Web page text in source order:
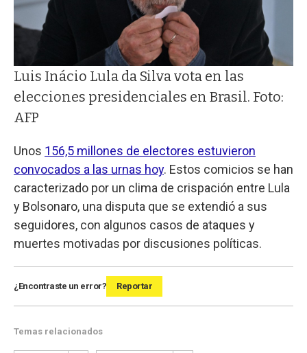
Luis Inácio Lula da Silva vota en las
elecciones presidenciales en Brasil. Foto:
AFP
Unos 156,5 millones de electores estuvieron
convocados a las urnas hoy. Estos comicios se han
caracterizado por un clima de crispación entre Lula
y Bolsonaro, una disputa que se extendió a sus
seguidores, con algunos casos de ataques y
muertes motivadas por discusiones políticas.
¿Encontraste un error? Reportar
Temas relacionados